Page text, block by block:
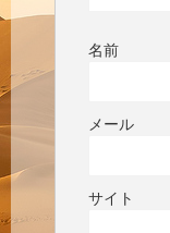
名前
メール
サイト